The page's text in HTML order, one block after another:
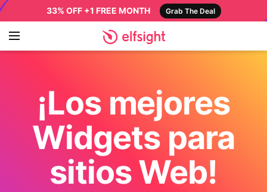
33% OFF +1 FREE MONTH Grab The Deal
¡Los mejores
Widgets para
sitios Web!